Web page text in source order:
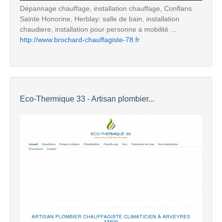
Dépannage chauffage, installation chauffage, Conflans
Sainte Honorine, Herblay: salle de bain, installation
chaudiere, installation pour personne a mobilité ...
http://www.brochard-chauffagiste-78.fr
Eco-Thermique 33 - Artisan plombier...